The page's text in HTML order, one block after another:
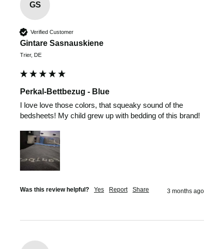
GS
Verified Customer
Gintare Sasnauskiene
Trier, DE
Perkal-Bettbezug - Blue
I love love those colors, that squeaky sound of the
bedsheets! My child grew up with bedding of this brand!
Was this review helpful? Yes Report Share 3 months ago